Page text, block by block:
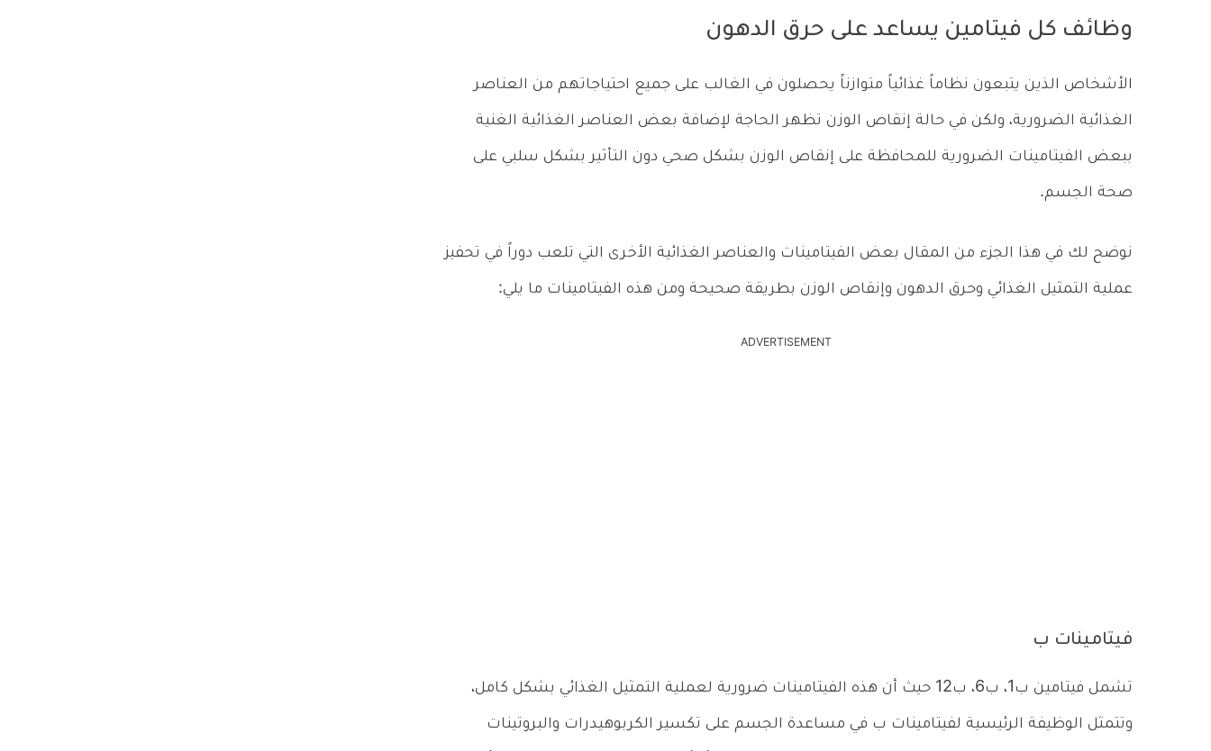
وظائف كل فيتامين يساعد على حرق الدهون
الأشخاص الذين يتبعون نظاماً غذائياً متوازناً يحصلون في الغالب على جميع احتياجاتهم من العناصر
الغذائية الضرورية، ولكن في حالة إنقاص الوزن تظهر الحاجة لإضافة بعض العناصر الغذائية الغنية
ببعض الفيتامينات الضرورية للمحافظة على إنقاص الوزن بشكل صحي دون التأثير بشكل سلبي على
صحة الجسم.
نوضح لك في هذا الجزء من المقال بعض الفيتامينات والعناصر الغذائية الأخرى التي تلعب دوراً في تحفيز
عملية التمثيل الغذائي وحرق الدهون وإنقاص الوزن بطريقة صحيحة ومن هذه الفيتامينات ما يلي:
ADVERTISEMENT
فيتامينات ب
تشمل فيتامين ب1، ب6، ب12 حيث أن هذه الفيتامينات ضرورية لعملية التمثيل الغذائي بشكل كامل،
وتتمثل الوظيفة الرئيسية لفيتامينات ب في مساعدة الجسم على تكسير الكربوهيدرات والبروتينات